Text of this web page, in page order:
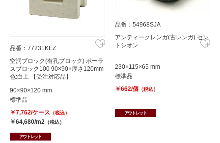
品番：77231KEZ
空洞ブロック(有孔ブロック) ポーラ
スブロック100 90×90×厚さ120mm
色:白土 【受注対応品】
90×90×120 mm
標準品
￥7,762/ケース （税込）
￥64,680/m2 （税込）
アウトレット
品番：54968SJA
アンティークレンガ(古レンガ) セン
トシオン
230×115×65 mm
標準品
￥662/個
（税込）
アウトレット